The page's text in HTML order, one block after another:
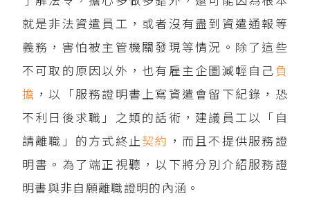
就是非法資遣員工，或者沒有盡到資遣通報等
義務，害怕被主管機關發現等情況。除了這些
不可取的原因以外，也有雇主企圖減輕自己負
擔 ，以「服務證明書上寫資遣會留下紀錄，恐
不利日後求職」之類的話術，建議員工以「自
請離職」的方式終止契約 ，而且不提供服務證
明書。為了端正視聽，以下將分別介紹服務證
明書與非自願離職證明的內涵。